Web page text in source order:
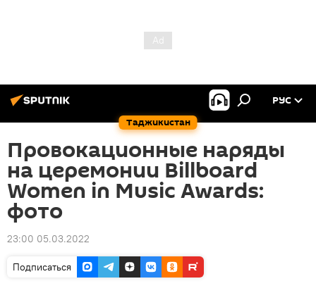
Таджикистан
РУС
Провокационные наряды
на церемонии Billboard
Women in Music Awards:
фото
23:00 05.03.2022
Подписаться